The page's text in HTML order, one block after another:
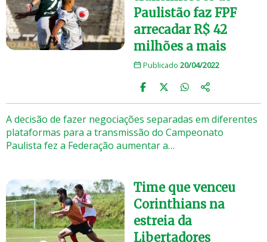
Paulistão faz FPF
arrecadar R$ 42
milhões a mais
Publicado 20/04/2022
A decisão de fazer negociações separadas em diferentes
plataformas para a transmissão do Campeonato
Paulista fez a Federação aumentar a…
Time que venceu
Corinthians na
estreia da
Libertadores